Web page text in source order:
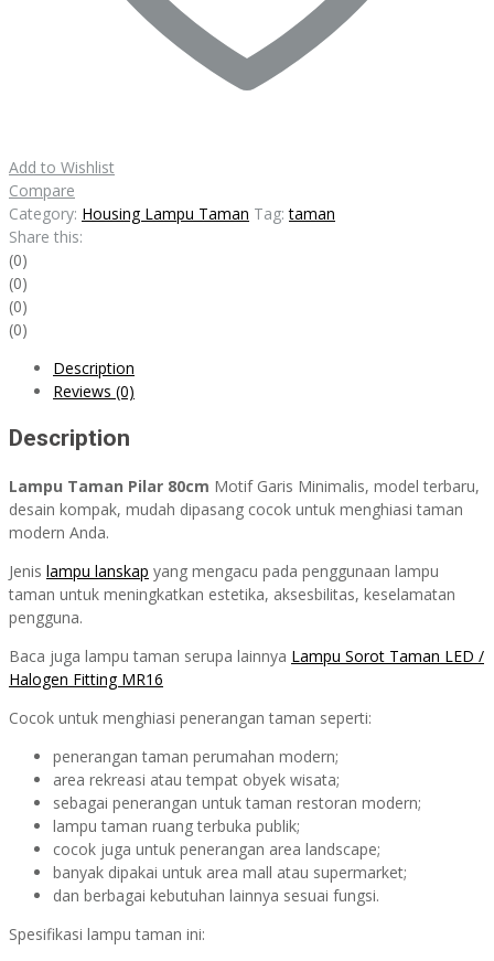
Add to Wishlist
Compare
Category: Housing Lampu Taman Tag:taman
Share this:
(0)
(0)
(0)
(0)
Description
Reviews (0)
Description
Lampu Taman Pilar 80cm Motif Garis Minimalis, model terbaru,
desain kompak, mudah dipasang cocok untuk menghiasi taman
modern Anda.
Jenis lampu lanskap yang mengacu pada penggunaan lampu
taman untuk meningkatkan estetika, aksesbilitas, keselamatan
pengguna.
Baca juga lampu taman serupa lainnya Lampu Sorot Taman LED /
Halogen Fitting MR16
Cocok untuk menghiasi penerangan taman seperti:
penerangan taman perumahan modern;
area rekreasi atau tempat obyek wisata;
sebagai penerangan untuk taman restoran modern;
lampu taman ruang terbuka publik;
cocok juga untuk penerangan area landscape;
banyak dipakai untuk area mall atau supermarket;
dan berbagai kebutuhan lainnya sesuai fungsi.
Spesifikasi lampu taman ini: